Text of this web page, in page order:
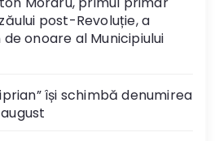
post-Revoluție, a
onoare al Municipiului
își schimbă denumirea